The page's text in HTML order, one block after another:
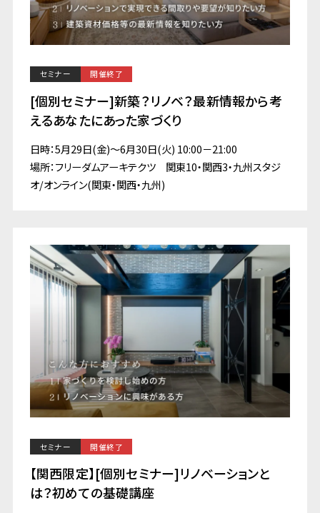
セミナー 開催終了
[個別セミナー]新築？リノベ？最新情報から考
えるあなたにあった家づくり
日時：5月29日(金)～6月30日(火) 10:00－21:00
場所：フリーダムアーキテクツ 関東10・関西3・九州スタジ
オ/オンライン(関東・関西・九州)
セミナー 開催終了
【関西限定】[個別セミナー]リノベーションと
は？初めての基礎講座